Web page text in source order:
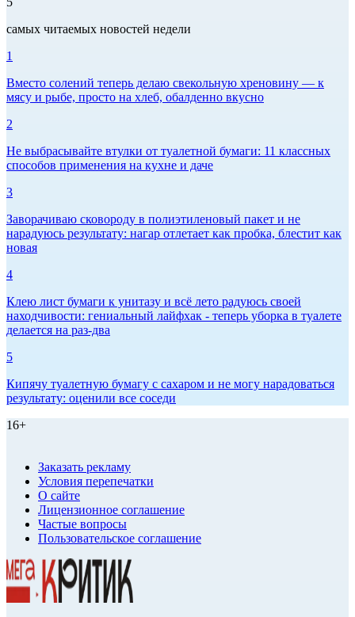
самых читаемых новостей недели
1
Вместо солений теперь делаю свекольную хреновину — к
мясу и рыбе, просто на хлеб, обалденно вкусно
2
Не выбрасывайте втулки от туалетной бумаги: 11 классных
способов применения на кухне и даче
3
Заворачиваю сковороду в полиэтиленовый пакет и не
нарадуюсь результату: нагар отлетает как пробка, блестит как
новая
4
Клею лист бумаги к унитазу и всё лето радуюсь своей
находчивости: гениальный лайфхак - теперь уборка в туалете
делается на раз-два
5
Кипячу туалетную бумагу с сахаром и не могу нарадоваться
результату: оценили все соседи
16+
Заказать рекламу
Условия перепечатки
О сайте
Лицензионное соглашение
Частые вопросы
Пользовательское соглашение